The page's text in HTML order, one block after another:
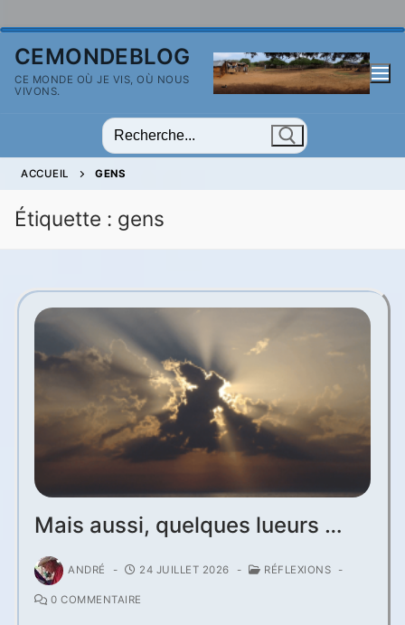
contenu
CEMONDEBLOG
CE MONDE OÙ JE VIS, OÙ NOUS
VIVONS.
Rechercher
:
ACCUEIL GENS
Étiquette : gens
Mais aussi, quelques lueurs …
ANDRÉ - 24 JUILLET 2026 - RÉFLEXIONS -
0 COMMENTAIRE